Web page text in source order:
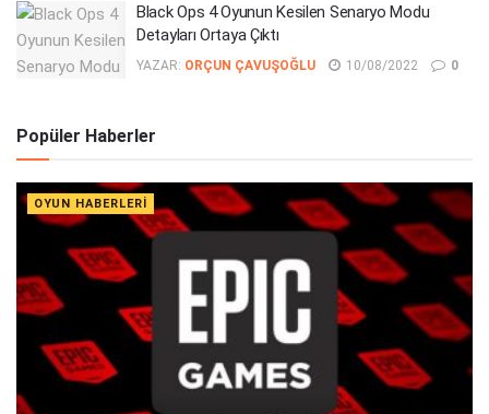
Black Ops 4 Oyunun Kesilen Senaryo Modu
Detayları Ortaya Çıktı
YAZAR: ORÇUN ÇAVUŞOĞLU 10/08/2022 0
Popüler Haberler
OYUN HABERLERI